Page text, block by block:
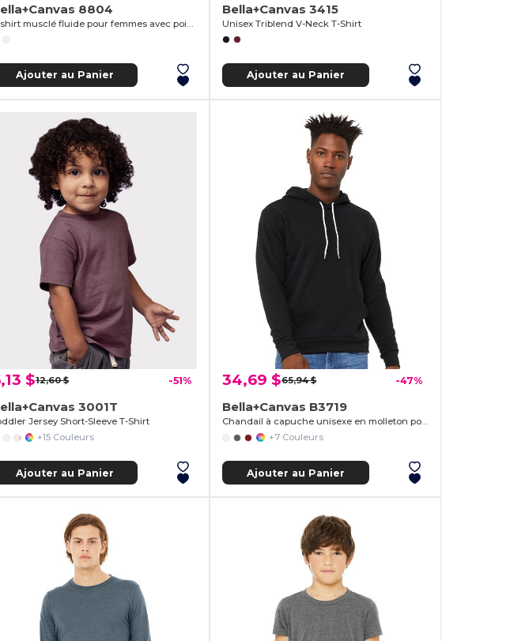
8804
T-shirt musclé fluide pour femmes avec poignet roulé
Ajouter au Panier
Bella+Canvas 3415
Unisex Triblend V-Neck T-Shirt
Ajouter au Panier
$12,60 $ -51%
3001T
Jersey Short-Sleeve T-Shirt
+15 Couleurs
Ajouter au Panier
34,69 $65,94 $ -47%
Bella+Canvas B3719
Chandail à capuche unisexe en molleton polycoton
+7 Couleurs
Ajouter au Panier